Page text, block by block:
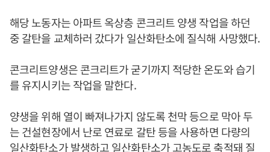
해당 노동자는 아파트 옥상층 콘크리트 양생 작업을 하던
중 갈탄을 교체하러 갔다가 일산화탄소에 질식해 사망했다.
콘크리트양생은 콘크리트가 굳기까지 적당한 온도와 습기
를 유지시키는 작업을 말한다.
양생을 위해 열이 빠져나가지 않도록 천막 등으로 막아 두
는 건설현장에서 난로 연료로 갈탄 등을 사용하면 다량의
일산화탄소가 발생하고 일산화탄소가 고농도로 축적돼 질